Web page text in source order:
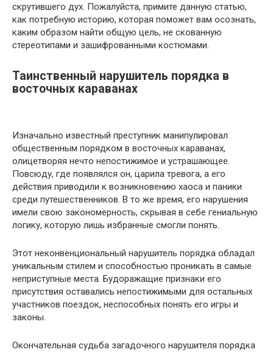
скрутившего дух. Пожалуйста, примите данную статью,
как потребную историю, которая поможет вам осознать,
каким образом найти общую цель, не скованную
стереотипами и зашифрованными костюмами.
Таинственный нарушитель порядка в
восточных караванах
Изначально известный преступник манипулировал
общественным порядком в восточных караванах,
олицетворяя нечто непостижимое и устрашающее.
Повсюду, где появлялся он, царила тревога, а его
действия приводили к возникновению хаоса и паники
среди путешественников. В то же время, его нарушения
имели свою закономерность, скрывая в себе гениальную
логику, которую лишь избранные смогли понять.
Этот неконвенциональный нарушитель порядка обладал
уникальным стилем и способностью проникать в самые
неприступные места. Будоражащие признаки его
присутствия оставались непостижимыми для остальных
участников поездок, неспособных понять его игры и
законы.
Окончательная судьба загадочного нарушителя порядка